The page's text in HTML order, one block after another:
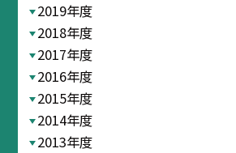
2019年度
2018年度
2017年度
2016年度
2015年度
2014年度
2013年度